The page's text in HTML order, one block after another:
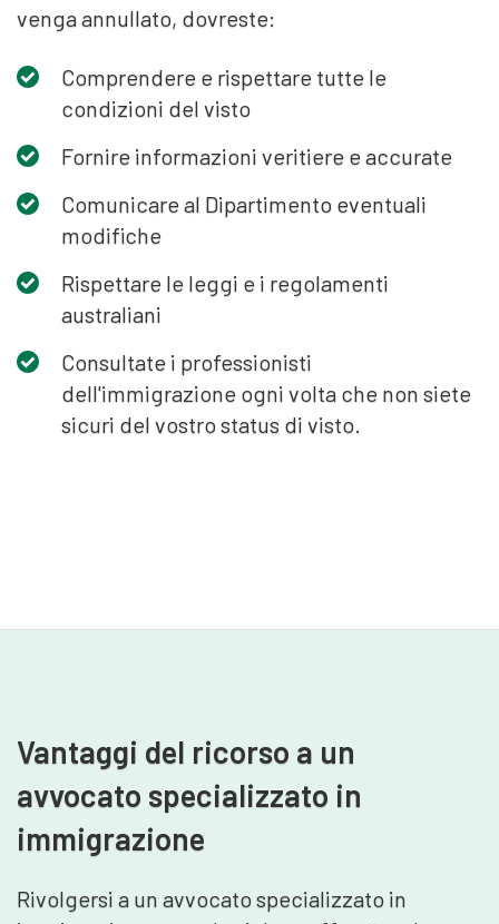
venga annullato, dovreste:
Comprendere e rispettare tutte le
condizioni del visto
Fornire informazioni veritiere e accurate
Comunicare al Dipartimento eventuali
modifiche
Rispettare le leggi e i regolamenti
australiani
Consultate i professionisti
dell'immigrazione ogni volta che non siete
sicuri del vostro status di visto.
Vantaggi del ricorso a un
avvocato specializzato in
immigrazione
Rivolgersi a un avvocato specializzato in